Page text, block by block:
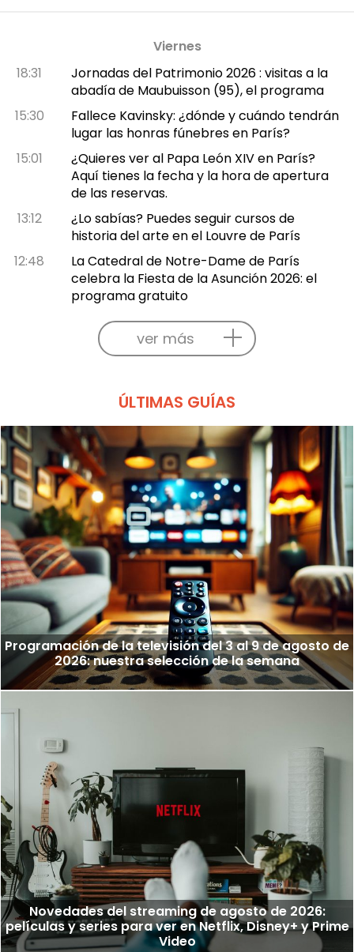
Viernes
18:31
Jornadas del Patrimonio 2026 : visitas a la
abadía de Maubuisson (95), el programa
15:30
Fallece Kavinsky: ¿dónde y cuándo tendrán
lugar las honras fúnebres en París?
15:01
¿Quieres ver al Papa León XIV en París?
Aquí tienes la fecha y la hora de apertura
de las reservas.
13:12
¿Lo sabías? Puedes seguir cursos de
historia del arte en el Louvre de París
12:48
La Catedral de Notre-Dame de París
celebra la Fiesta de la Asunción 2026: el
programa gratuito
ver más
ÚLTIMAS GUÍAS
Programación de la televisión del 3 al 9 de agosto de
2026: nuestra selección de la semana
Novedades del streaming de agosto de 2026:
películas y series para ver en Netflix, Disney+ y Prime
Video